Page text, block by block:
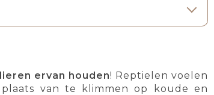
ervan houden! Reptielen voelen
van te klimmen op koude en